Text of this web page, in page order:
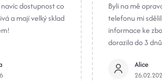
dostupnost co
a mají velký sklad
Byli na mě
telefonu mi
informace ke
dorazila do 3
Alice